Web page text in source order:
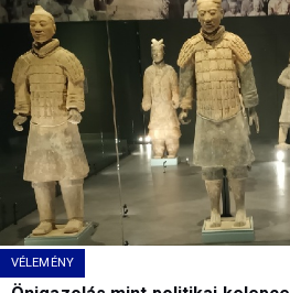
VÉLEMÉNY